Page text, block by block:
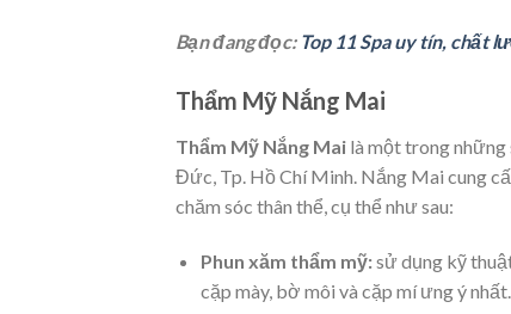
Bạn đang đọc: Top 11 Spa uy tín, chất
Thẩm Mỹ Nắng Mai
Thẩm Mỹ Nắng Mai là một trong những
Đức, Tp. Hồ Chí Minh. Nắng Mai cung
chăm sóc thân thể, cụ thể như sau:
Phun xăm thẩm mỹ:sử dụng kỹ
cặp mày, bờ môi và cặp mí ưng ý nhất.